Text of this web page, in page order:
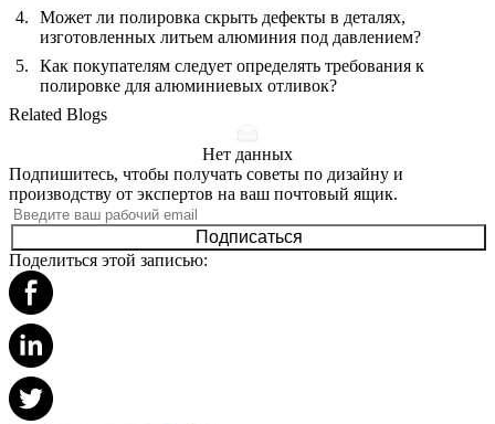
Может ли полировка скрыть дефекты в деталях,
изготовленных литьем алюминия под давлением?
Как покупателям следует определять требования к
полировке для алюминиевых отливок?
Related Blogs
Нет данных
Подпишитесь, чтобы получать советы по дизайну и
производству от экспертов на ваш почтовый ящик.
Подписаться
Поделиться этой записью: